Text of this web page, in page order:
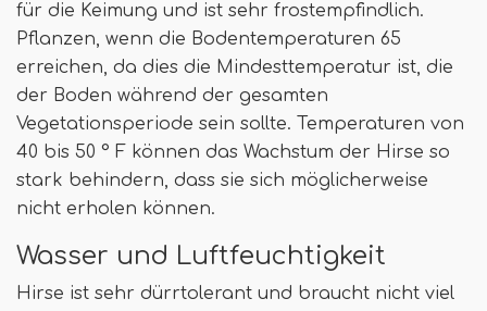
für die Keimung und ist sehr frostempfindlich.
Pflanzen, wenn die Bodentemperaturen 65
erreichen, da dies die Mindesttemperatur ist, die
der Boden während der gesamten
Vegetationsperiode sein sollte. Temperaturen von
40 bis 50 ° F können das Wachstum der Hirse so
stark behindern, dass sie sich möglicherweise
nicht erholen können.
Wasser und Luftfeuchtigkeit
Hirse ist sehr dürrtolerant und braucht nicht viel